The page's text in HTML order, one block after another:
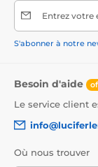
Entrez votre
S'abonner à notre
Besoin d'aide
Le service client
Où nous trouver